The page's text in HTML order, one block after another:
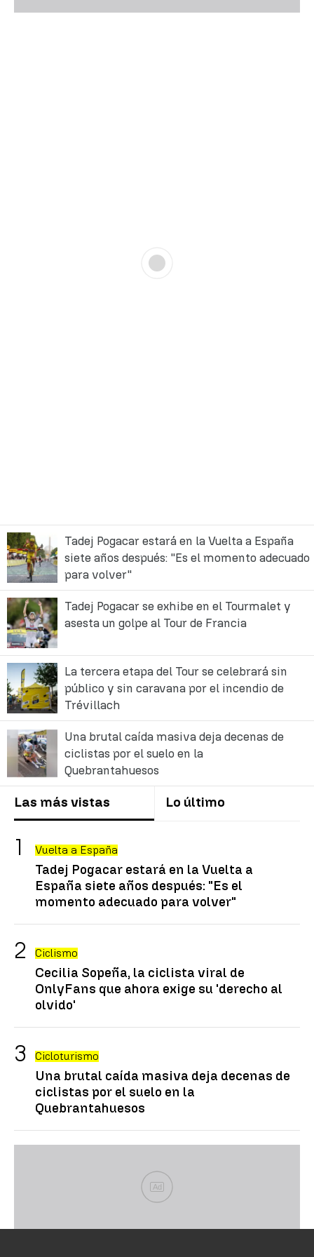
Tadej Pogacar estará en la Vuelta a España
siete años después: "Es el momento adecuado
para volver"
Tadej Pogacar se exhibe en el Tourmalet y
asesta un golpe al Tour de Francia
La tercera etapa del Tour se celebrará sin
público y sin caravana por el incendio de
Trévillach
Una brutal caída masiva deja decenas de
ciclistas por el suelo en la
Quebrantahuesos
Las más vistas Lo último
Vuelta a España
Tadej Pogacar estará en la Vuelta a
España siete años después: "Es el
momento adecuado para volver"
Ciclismo
Cecilia Sopeña, la ciclista viral de
OnlyFans que ahora exige su 'derecho al
olvido'
Cicloturismo
Una brutal caída masiva deja decenas de
ciclistas por el suelo en la
Quebrantahuesos
Ad